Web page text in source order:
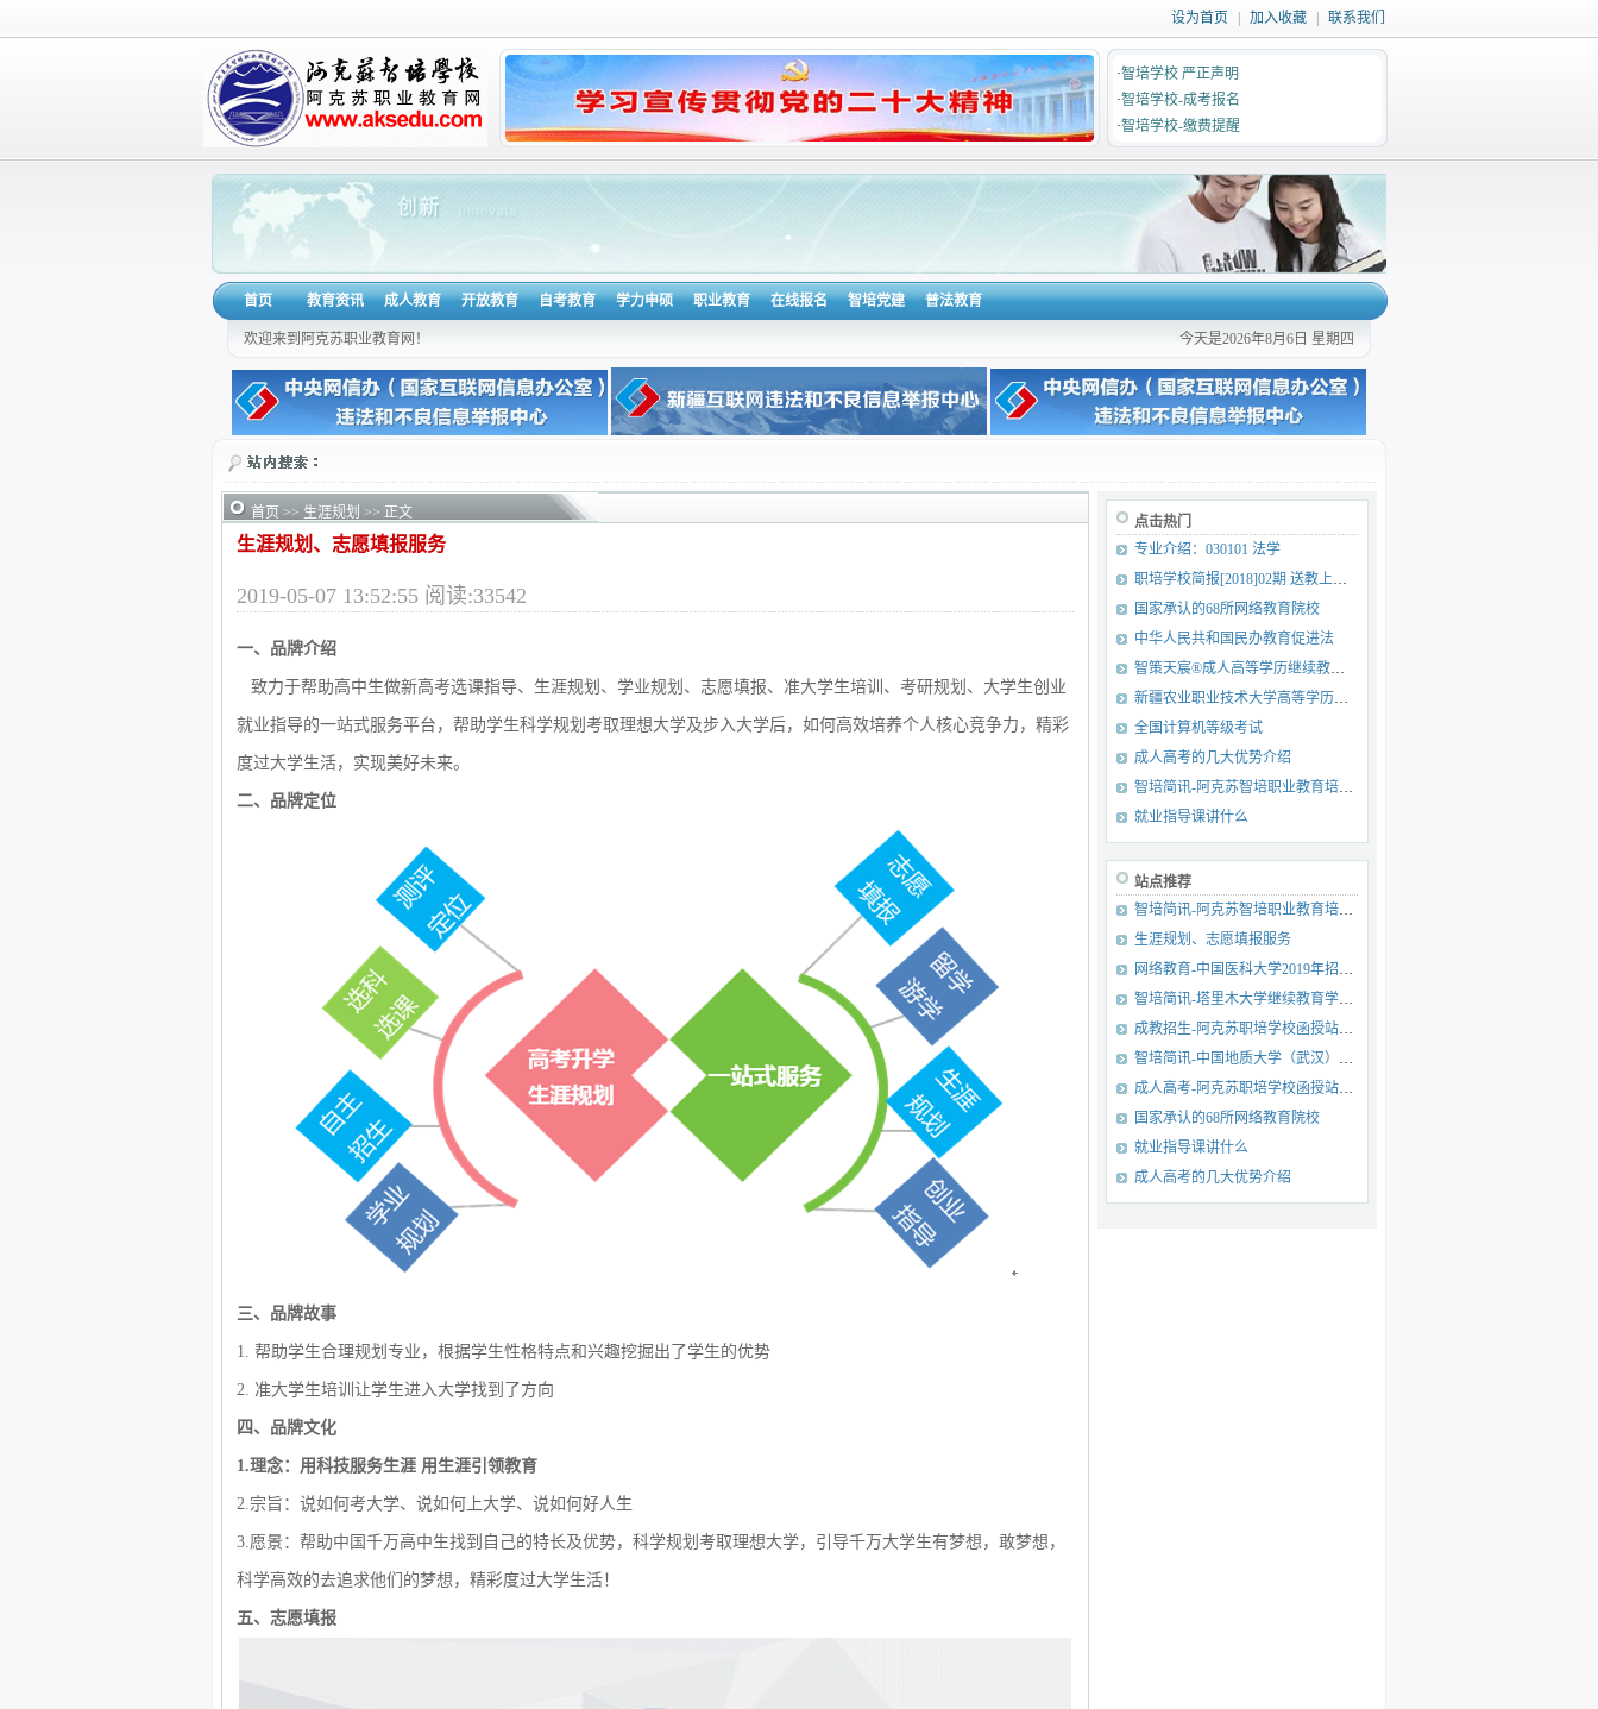
设为首页 加入收藏 联系我们
·智培学校 严正声明
·智培学校-成考报名
·智培学校-缴费提醒
首页 教育资讯 成人教育 开放教育 自考教育 学力申硕 职业教育 在线报名 智培党建 普法教育
今天是2026年8月6日 星期四
欢迎来到阿克苏职业教育网！
首页 >> 生涯规划 >> 正文
生涯规划、志愿填报服务
2019-05-07 13:52:55 阅读:33542
一、品牌介绍
致力于帮助高中生做新高考选课指导、生涯规划、学业规划、志愿填报、准大学生培训、考研规划、大学生创业
就业指导的一站式服务平台，帮助学生科学规划考取理想大学及步入大学后，如何高效培养个人核心竞争力，精彩
度过大学生活，实现美好未来。
二、品牌定位
三、品牌故事
1. 帮助学生合理规划专业，根据学生性格特点和兴趣挖掘出了学生的优势
2. 准大学生培训让学生进入大学找到了方向
四、品牌文化
1.理念：用科技服务生涯 用生涯引领教育
2. 宗旨：说如何考大学、说如何上大学、说如何好人生
3. 愿景：帮助中国千万高中生找到自己的特长及优势，科学规划考取理想大学，引导千万大学生有梦想，敢梦想，
科学高效的去追求他们的梦想，精彩度过大学生活！
五、志愿填报
点击热门
专业介绍：030101 法学
职培学校简报[2018]02期 送教上门 服务优先
国家承认的68所网络教育院校
中华人民共和国民办教育促进法
智策天宸®成人高等学历继续教育综合服务平台
新疆农业职业技术大学高等学历继续教育招生
全国计算机等级考试
成人高考的几大优势介绍
智培简讯-阿克苏智培职业教育培训学校党支部荣获2019年度先进社会组织党组织
就业指导课讲什么
站点推荐
智培简讯-阿克苏智培职业教育培训学校党支部成立啦
生涯规划、志愿填报服务
网络教育-中国医科大学2019年招生简章
智培简讯-塔里木大学继续教育学院书记院长莅临我校检查指导工作
成教招生-阿克苏职培学校函授站陆续公布合作高校成人教育招生计划
智培简讯-中国地质大学（武汉）2019年春季课程期末考试简讯
成人高考-阿克苏职培学校函授站（点）招生专业目录
国家承认的68所网络教育院校
就业指导课讲什么
成人高考的几大优势介绍